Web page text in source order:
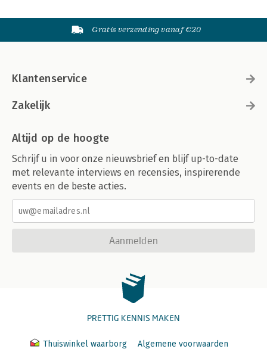
Gratis verzending vanaf €20
Klantenservice
Zakelijk
Altijd op de hoogte
Schrijf u in voor onze nieuwsbrief en blijf up-to-date
met relevante interviews en recensies, inspirerende
events en de beste acties.
Aanmelden
PRETTIG KENNIS MAKEN
Thuiswinkel waarborg Algemene voorwaarden